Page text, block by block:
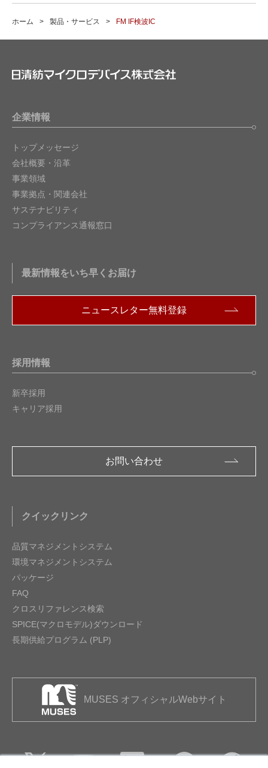
ホーム 製品・サービス FM IF検波IC
企業情報
トップメッセージ
会社概要・沿革
事業領域
事業拠点・関連会社
サステナビリティ
コンプライアンス通報窓口
最新情報をいち早くお届け
ニュースレター無料登録
採用情報
新卒採用
キャリア採用
お問い合わせ
クイックリンク
品質マネジメントシステム
環境マネジメントシステム
パッケージ
FAQ
クロスリファレンス検索
SPICE(マクロモデル)ダウンロード
長期供給プログラム (PLP)
MUSES オフィシャルWebサイト